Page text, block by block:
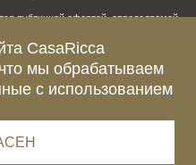
CasaRicca
мы обрабатываем
с использованием
публичной офертой, определяемой
Для получения актуальной и
и условиях поставки просьба
выше телефонам
ЭТАЖ 2, КОМ. 81 Г.МОСКВА, ВН.ТЕР.